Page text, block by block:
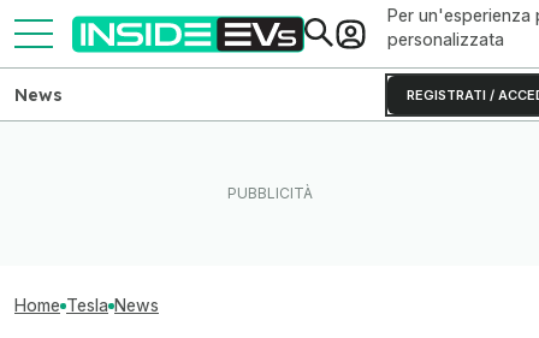
Per un'esperienza
personalizzata
REGISTRATI /
News
Home Tesla News